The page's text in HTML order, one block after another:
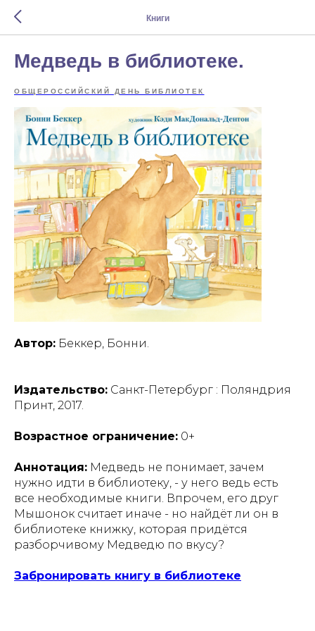
Книги
Медведь в библиотеке.
ОБЩЕРОССИЙСКИЙ ДЕНЬ БИБЛИОТЕК
Автор: Беккер, Бонни.
Издательство: Санкт-Петербург : Поляндрия
Принт, 2017.
Возрастное ограничение: 0+
Аннотация: Медведь не понимает, зачем
нужно идти в библиотеку, - у него ведь есть
все необходимые книги. Впрочем, его друг
Мышонок считает иначе - но найдёт ли он в
библиотеке книжку, которая придётся
разборчивому Медведю по вкусу?
Забронировать книгу в библиотеке